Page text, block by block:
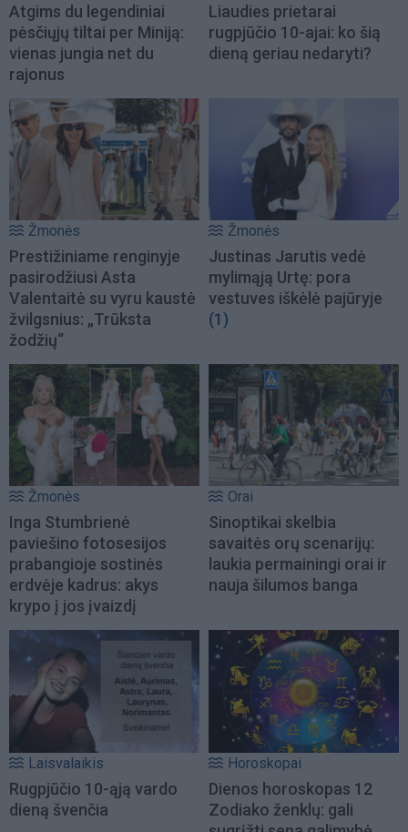
Atgims du legendiniai
pėsčiųjų tiltai per Miniją:
vienas jungia net du
rajonus
Liaudies prietarai
rugpjūčio 10-ajai: ko šią
dieną geriau nedaryti?
Žmonės
Prestižiniame renginyje
pasirodžiusi Asta
Valentaitė su vyru kaustė
žvilgsnius: „Trūksta
žodžių“
Žmonės
Justinas Jarutis vedė
mylimąją Urtę: pora
vestuves iškėlė pajūryje
(1)
Žmonės
Inga Stumbrienė
paviešino fotosesijos
prabangioje sostinės
erdvėje kadrus: akys
krypo į jos įvaizdį
Orai
Sinoptikai skelbia
savaitės orų scenarijų:
laukia permainingi orai ir
nauja šilumos banga
Laisvalaikis
Rugpjūčio 10-ąją vardo
dieną švenčia
Horoskopai
Dienos horoskopas 12
Zodiako ženklų: gali